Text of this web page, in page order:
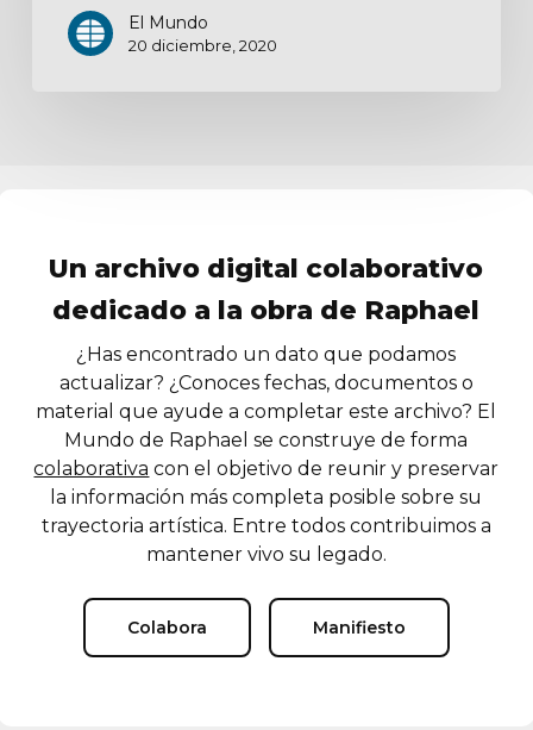
El Mundo
20 diciembre, 2020
Un archivo digital colaborativo
dedicado a la obra de Raphael
¿Has encontrado un dato que podamos
actualizar? ¿Conoces fechas, documentos o
material que ayude a completar este archivo? El
Mundo de Raphael se construye de forma
colaborativa con el objetivo de reunir y preservar
la información más completa posible sobre su
trayectoria artística. Entre todos contribuimos a
mantener vivo su legado.
Colabora Manifiesto